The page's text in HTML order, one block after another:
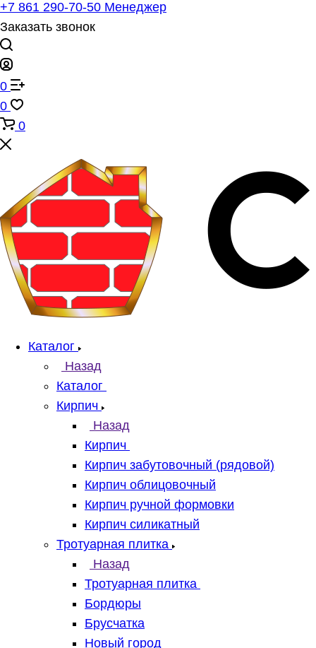
+7 861 290-70-50 Менеджер
Заказать звонок
0
0
0
Каталог
Назад
Каталог
Кирпич
Назад
Кирпич
Кирпич забутовочный (рядовой)
Кирпич облицовочный
Кирпич ручной формовки
Кирпич силикатный
Тротуарная плитка
Назад
Тротуарная плитка
Бордюры
Брусчатка
Новый город